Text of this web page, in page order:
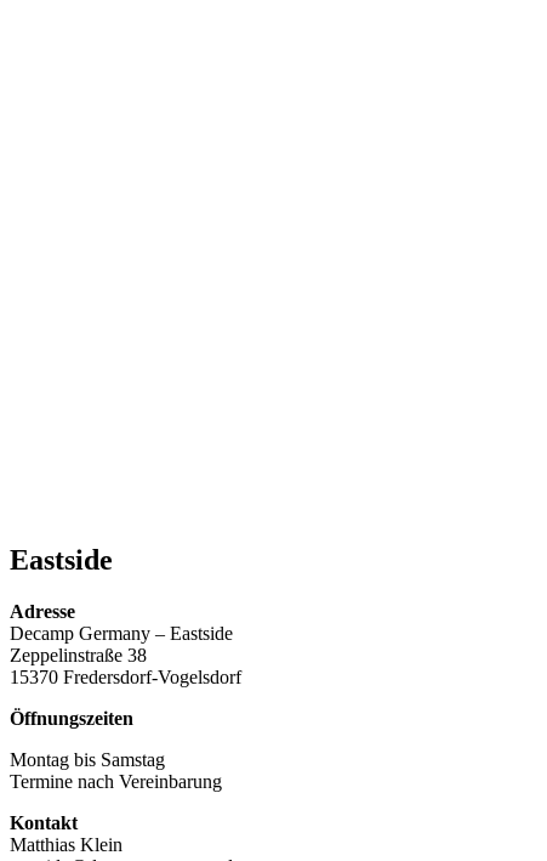
Eastside
Adresse
Decamp Germany – Eastside
Zeppelinstraße 38
15370 Fredersdorf-Vogelsdorf
Öffnungszeiten
Montag bis Samstag
Termine nach Vereinbarung
Kontakt
Matthias Klein